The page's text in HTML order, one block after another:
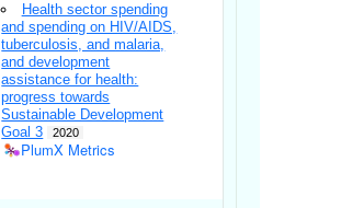
Health sector spending
and spending on HIV/AIDS,
tuberculosis, and malaria,
and development
assistance for health:
progress towards
Sustainable Development
Goal 3
2020
PlumX Metrics